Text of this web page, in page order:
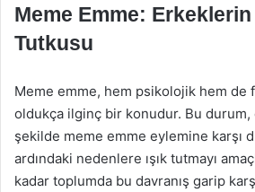
Meme Emme: Erkeklerin
Tutkusu
Meme emme, hem psikolojik hem de
oldukça ilginç bir konudur. Bu
şekilde meme emme eylemine karşı
ardındaki nedenlere ışık tutmayı
kadar toplumda bu davranış garip